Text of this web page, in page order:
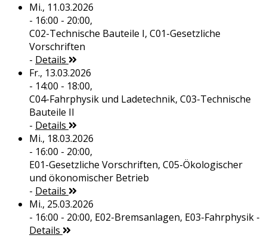
Mi., 11.03.2026
- 16:00 - 20:00,
C02-Technische Bauteile I, C01-Gesetzliche
Vorschriften
- Details
Fr., 13.03.2026
- 14:00 - 18:00,
C04-Fahrphysik und Ladetechnik, C03-Technische
Bauteile II
- Details
Mi., 18.03.2026
- 16:00 - 20:00,
E01-Gesetzliche Vorschriften, C05-Ökologischer
und ökonomischer Betrieb
- Details
Mi., 25.03.2026
- 16:00 - 20:00, E02-Bremsanlagen, E03-Fahrphysik-
Details